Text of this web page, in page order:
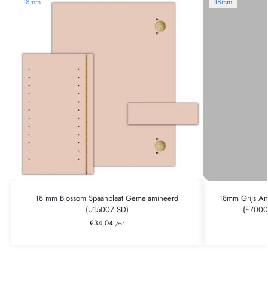
18 mm Blossom Spaanplaat Gemelamineerd
(U15007 SD)
€34,04 /m²
18mm Grijs